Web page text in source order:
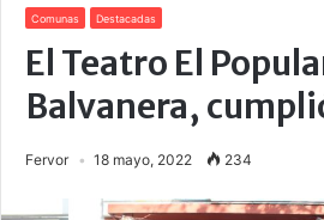
Comunas Destacadas
El Teatro El
Balvanera,
Fervor 18 mayo, 2022 234